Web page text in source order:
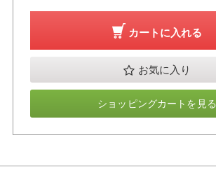
カートに入れる
お気に入り
ショッピングカートを見る